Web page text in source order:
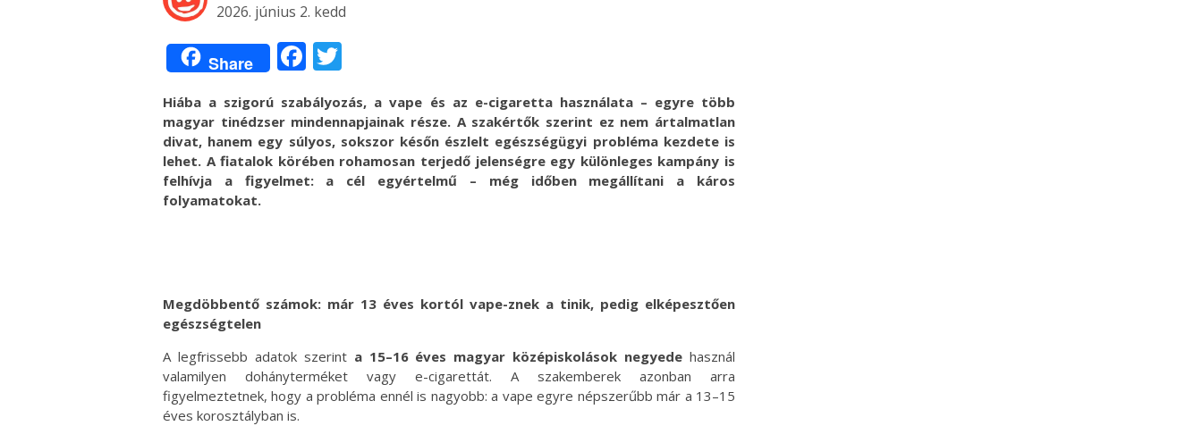
2026. június 2. kedd
Share Facebook
Hiába a szigorú szabályozás, a vape és az e-cigaretta használata – egyre több
magyar tinédzser mindennapjainak része. A szakértők szerint ez nem ártalmatlan
divat, hanem egy súlyos, sokszor későn észlelt egészségügyi probléma kezdete is
lehet. A fiatalok körében rohamosan terjedő jelenségre egy különleges kampány is
felhívja a figyelmet: a cél egyértelmű – még időben megállítani a káros
folyamatokat.
Megdöbbentő számok: már 13 éves kortól vape-znek a tinik, pedig elképesztően
egészségtelen
A legfrissebb adatok szerint a 15–16 éves magyar középiskolások negyedehasznál
valamilyen dohányterméket vagy e-cigarettát. A szakemberek azonban arra
figyelmeztetnek, hogy a probléma ennél is nagyobb: a vape egyre népszerűbb már a 13–15
éves korosztályban is.